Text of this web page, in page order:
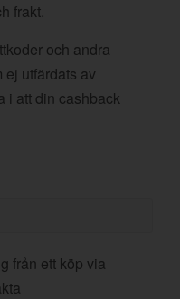
frakt.
och andra
ej utfärdats av
i att din cashback
från ett köp via